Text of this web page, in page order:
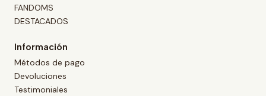
FANDOMS
DESTACADOS
Información
Métodos de pago
Devoluciones
Testimoniales